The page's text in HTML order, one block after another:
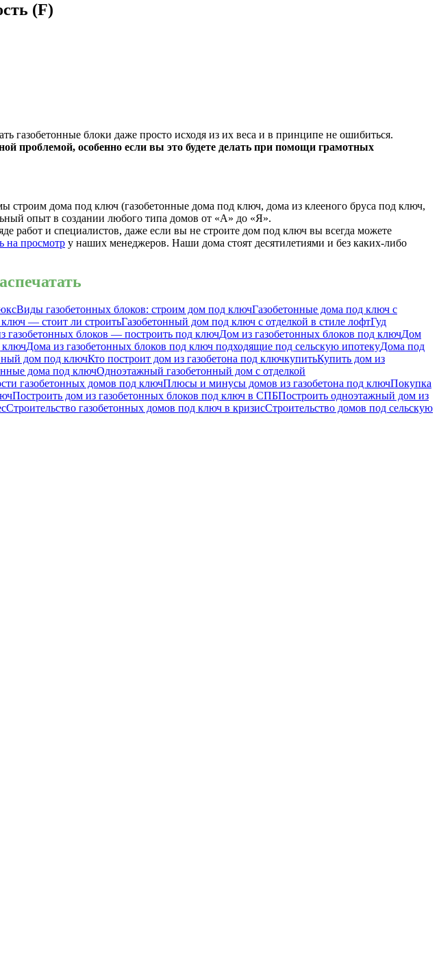
(F)
блоки даже просто исходя из их веса и в принципе не ошибиться.
проблемой, особенно если вы это будете делать при помощи грамотных
строим дома под ключ (газобетонные дома под ключ, дома из клееного бруса под ключ,
опыт в создании любого типа домов от «А» до «Я».
работ и специалистов, даже если вы не строите дом под ключ вы всегда можете
на просмотр у наших менеджеров. Наши дома стоят десятилетиями и без каких-либо
Виды газобетонных блоков: строим дом под ключГазобетонные дома под ключ с
— стоит ли строитьГазобетонный дом под ключ с отделкой в стиле лофтГуд
газобетонных блоков — построить под ключДом из газобетонных блоков под ключДом
ключДома из газобетонных блоков под ключ подходящие под сельскую ипотекуДома под
дом под ключКто построит дом из газобетона под ключкупитьКупить дом из
дома под ключОдноэтажный газобетонный дом с отделкой
газобетонных домов под ключПлюсы и минусы домов из газобетона под ключПокупка
Построить дом из газобетонных блоков под ключ в СПБПостроить одноэтажный дом из
Строительство газобетонных домов под ключ в кризисСтроительство домов под сельскую